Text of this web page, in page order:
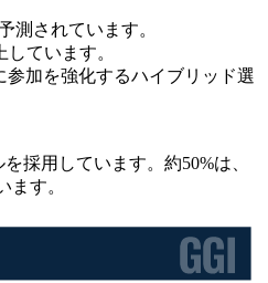
測されています。
ています。
加を強化するハイブリッド選
採用しています。約50%は、
す。